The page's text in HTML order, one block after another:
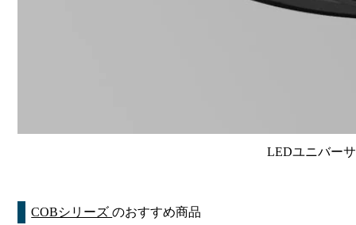
LEDユニバー
COBシリーズのおすすめ商品